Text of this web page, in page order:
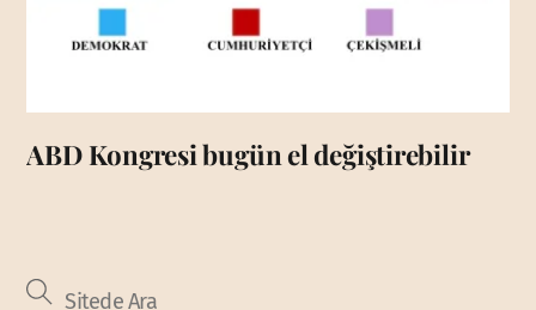
ABD Kongresi bugün el değiştirebilir